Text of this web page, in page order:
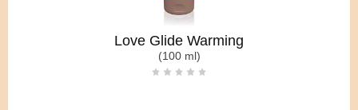
Love Glide Warming
(100 ml)